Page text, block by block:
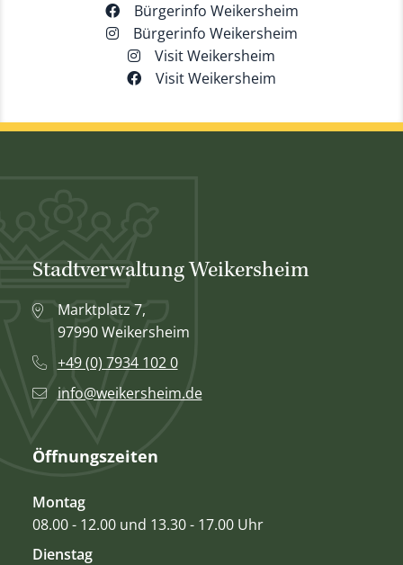
Bürgerinfo Weikersheim
Bürgerinfo Weikersheim
Visit Weikersheim
Visit Weikersheim
Stadtverwaltung Weikersheim
Marktplatz 7,
97990 Weikersheim
+49 (0) 7934 102 0
info@weikersheim.de
Öffnungszeiten
Montag
08.00 - 12.00 und 13.30 - 17.00 Uhr
Dienstag